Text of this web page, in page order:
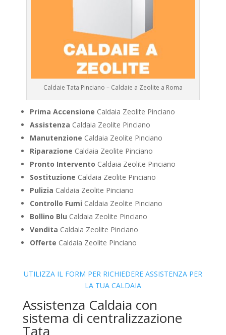
Caldaie Tata Pinciano – Caldaie a Zeolite a Roma
Prima Accensione Caldaia Zeolite Pinciano
Assistenza Caldaia Zeolite Pinciano
Manutenzione Caldaia Zeolite Pinciano
Riparazione Caldaia Zeolite Pinciano
Pronto Intervento Caldaia Zeolite Pinciano
Sostituzione Caldaia Zeolite Pinciano
Pulizia Caldaia Zeolite Pinciano
Controllo Fumi Caldaia Zeolite Pinciano
Bollino Blu Caldaia Zeolite Pinciano
Vendita Caldaia Zeolite Pinciano
Offerte Caldaia Zeolite Pinciano
UTILIZZA IL FORM PER RICHIEDERE ASSISTENZA PER
LA TUA CALDAIA
Assistenza Caldaia con
sistema di centralizzazione
Tata